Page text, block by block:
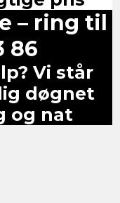
– ring til
86
Vi står
døgnet
og nat